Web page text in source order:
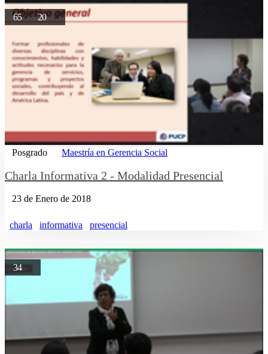
6520
Posgrado Maestría en Gerencia Social
Charla Informativa 2 - Modalidad Presencial
23 de Enero de 2018
charla informativa presencial
34